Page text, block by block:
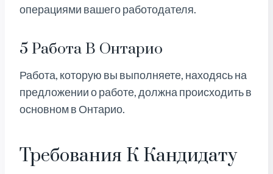
операциями вашего работодателя.
5 Работа В Онтарио
Работа, которую вы выполняете, находясь на
предложении о работе, должна происходить в
основном в Онтарио.
Требования К Кандидату